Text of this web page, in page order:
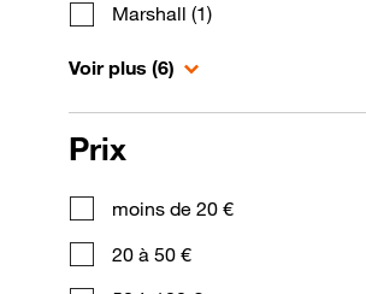
Marshall (1)
Voir plus de marques
(6)
Prix
moins de 20 €
20 à 50 €